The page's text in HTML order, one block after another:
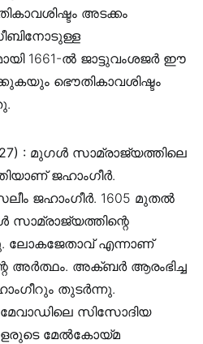
അടക്കം
1661-ൽ ജാട്ടുവംശജർ ഈ
ഭൌതികാവശിഷ്ടം
: മുഗൾ സാമ്രാജ്യത്തിലെ
ജഹാംഗീർ.
ജഹാംഗീർ. 1605 മുതൽ
സാമ്രാജ്യത്തിന്റെ
ലോകജേതാവ് എന്നാണ്‌
അർത്ഥം. അക്ബർ ആരംഭിച്ച
തുടർന്നു.
മേവാഡിലെ സിസോദിയ
മേൽകോയ്മ